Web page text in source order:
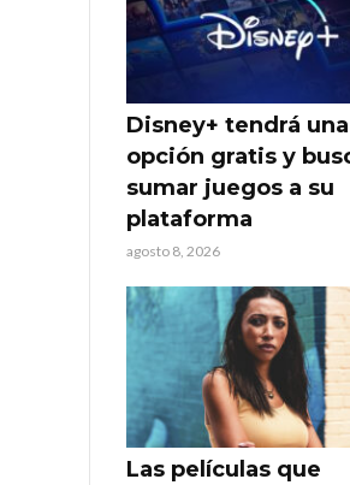
Disney+ tendrá una
opción gratis y
sumar juegos a su
plataforma
agosto 8, 2026
Las películas que